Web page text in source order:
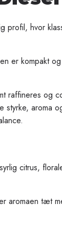
profil, hvor
er kompakt
raffineres og
aroma
citrus,
aromaen tæt